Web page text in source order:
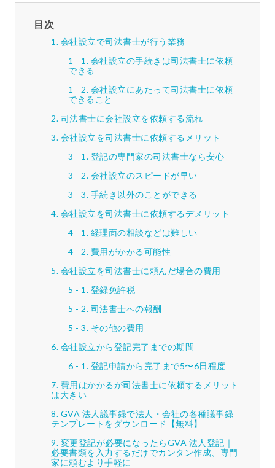
目次
会社設立で司法書士が行う業務
会社設立の手続きは司法書士に依頼
できる
会社設立にあたって司法書士に依頼
できること
司法書士に会社設立を依頼する流れ
会社設立を司法書士に依頼するメリット
登記の専門家の司法書士なら安心
会社設立のスピードが早い
手続き以外のことができる
会社設立を司法書士に依頼するデメリット
経理面の相談などは難しい
費用がかかる可能性
会社設立を司法書士に頼んだ場合の費用
登録免許税
司法書士への報酬
その他の費用
会社設立から登記完了までの期間
登記申請から完了まで5〜6日程度
費用はかかるが司法書士に依頼するメリット
は大きい
GVA 法人議事録で法人・会社の各種議事録
テンプレートをダウンロード【無料】
変更登記が必要になったらGVA 法人登記｜
必要書類を入力するだけでカンタン作成、専門
家に頼むより手軽に